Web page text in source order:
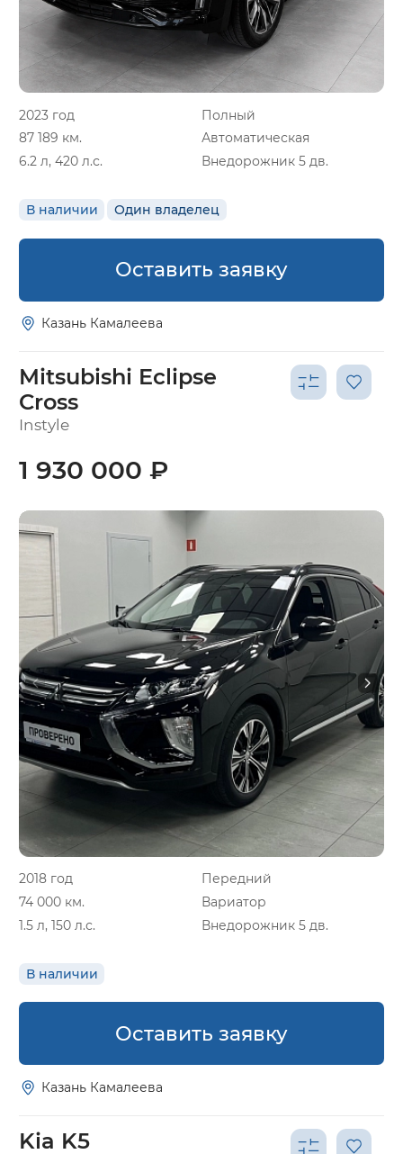
2023 год
Полный
87 189 км.
Автоматическая
6.2 л, 420 л.с.
Внедорожник 5 дв.
В наличии Один владелец
Оставить заявку
Казань Камалеева
Mitsubishi Eclipse
Cross
Instyle
2018 год
Передний
74 000 км.
Вариатор
1.5 л, 150 л.с.
Внедорожник 5 дв.
В наличии
1 930 000 ₽
Оставить заявку
Казань Камалеева
Kia K5